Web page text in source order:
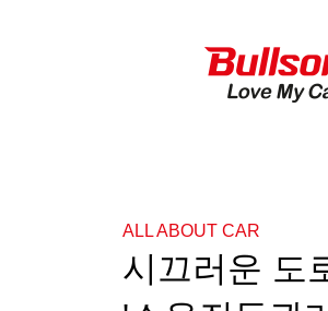
ALL ABOUT CAR
시끄러운 도